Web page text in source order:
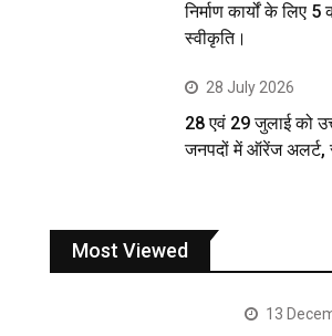
निर्माण कार्यों के लिए 5
स्वीकृति।
28 July 2026
28 एवं 29 जुलाई को
जनपदों में ऑरेंज अलर्ट,
Most Viewed
13